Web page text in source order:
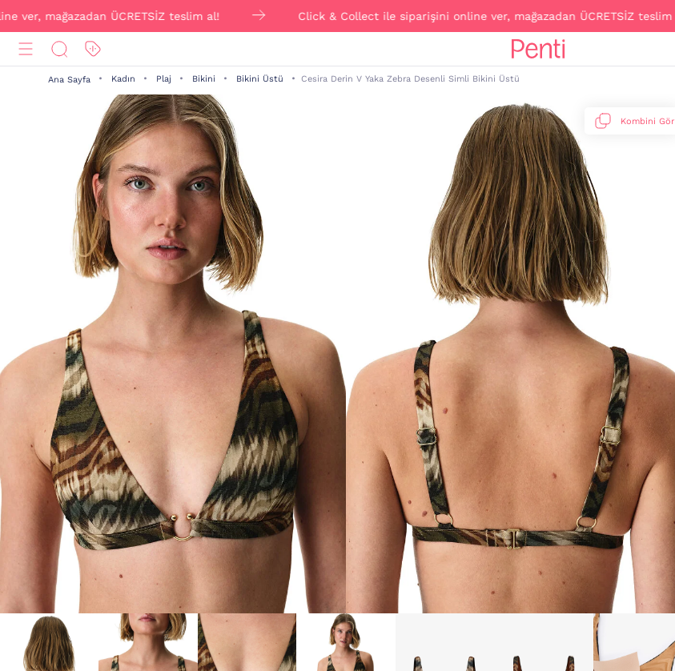
ÜCRETSİZ teslim al! Click & Collect ile siparişini online ver, mağazadan ÜCRETSİZ teslim al!
Ana Sayfa Kadın Plaj Bikini Bikini Üstü Cesira Derin V Yaka Zebra Desenli Simli Bikini Üstü
Kombini Gör